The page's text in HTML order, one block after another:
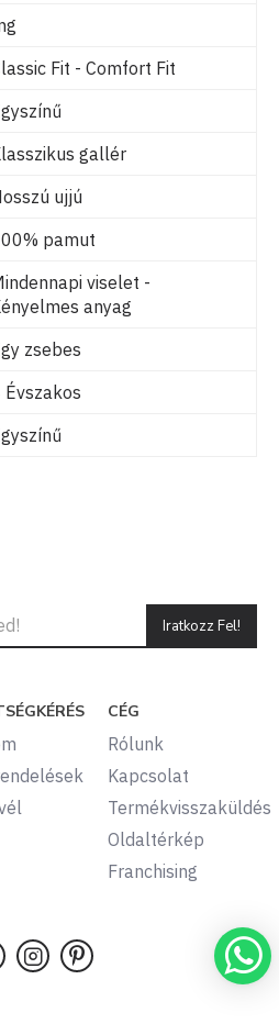
Fit - Comfort Fit
gallér
ujjú
pamut
viselet -
anyag
zsebes
Évszakos
Iratkozz Fel!
CÉG
Rólunk
Kapcsolat
Termékvisszaküldés
Oldaltérkép
Franchising